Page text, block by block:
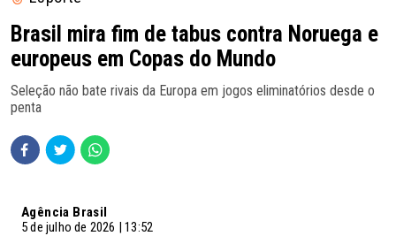
Brasil mira fim de tabus contra Noruega e
europeus em Copas do Mundo
Seleção não bate rivais da Europa em jogos eliminatórios desde o
penta
Agência Brasil
5 de julho de 2026 | 13:52